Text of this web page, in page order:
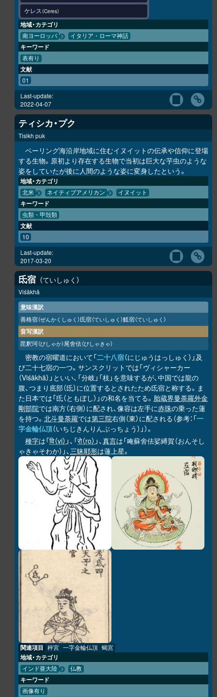
ケレス Ceres
地域・カテゴリ
南ヨーロッパ イタリア・ローマ神話
キーワード
表有り
文献
01
Last-update:
2022-04-07
ティシカ・プク
Tisikh puk
ベーリング海沿岸地域に住むイヌイットの伝承や信仰に登場
する生物。原初より存在する生物で当初は巨大な芋虫のような
姿をしていたが後に人間のような姿に変身したという。
地域・カテゴリ
北米 ネイティブアメリカン イヌイット
キーワード
虫類・甲殻類
文献
10
Last-update:
2017-03-20
氐宿 ていしゅく
Viśākhā
意味漢訳
善格宿（ぜんかくしゅく）氐宿（ていしゅく）觝宿（ていしゅく）
音写漢訳
毘釈珂（びしゃか）尾舍佉（びしゃきゃ）
密教の宿曜道において「二十八宿（にじゅうはっしゅく）」及
び二十七宿の一つ。サンスクリットでは「ヴィシャーカー
（Viśākhā）」といい、「分岐」「枝」を意味するが、中国では龍の
腹、つまり底部（氐）に位置するとされたため氐宿と称する。ま
た日本では「氐（ともぼし）」の和名を当てる。 胎蔵界曼荼羅外金
剛部院では南方（右側）に配され、像容は左手に赤珠の乗った蓮
を持つ。 北斗曼荼羅では第三院右側（東）に配される（参考：「一
字金輪仏頂（いちじきんりんぶっちょう）」）。
種字は「वि（vi） 」、「रो（ro） 」、真言は「唵蘇舍佉娑縛賀（おんそし
ゃきゃそわか）」、三昧耶形は蓮上星。
関連項目 秤宮 一字金輪仏頂 蝎宮
地域・カテゴリ
インド亜大陸 仏教
キーワード
画像有り